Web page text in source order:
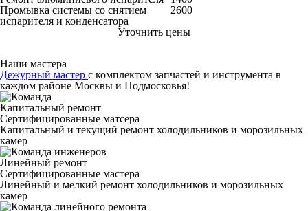
Промывка системы со снятием
испарителя и конденсатора
2600
Уточнить цены
Наши мастера
Дежурный мастер с комплектом запчастей и инструмента в
каждом районе Москвы и Подмосковья!
Капитальный ремонт
Сертифицированные матсера
Капитальный и текущий ремонт холодильников и морозильных
камер
Линейный ремонт
Сертифицированные мастера
Линейный и мелкий ремонт холодильников и морозильных
камер